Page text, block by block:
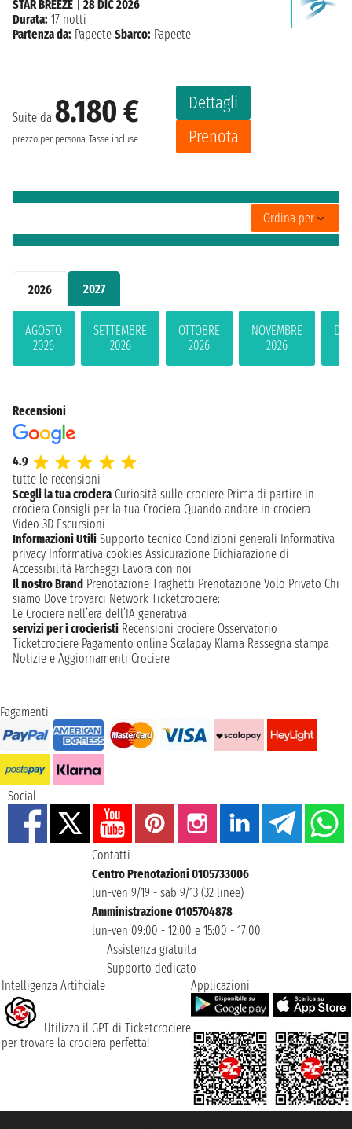
2026 2027
AGOSTO
2026
SETTEMBRE
2026
OTTOBRE
2026
NOVEMBRE
2026
Suite da 8.180 €
prezzo per persona Tasse incluse
Dettagli
Prenota
STAR BREEZE
28 DIC 2026
Durata: 17 notti
Partenza da: Papeete Sbarco: Papeete
Ordina per
Recensioni
4.9
tutte le recensioni
Scegli la tua crociera Curiosità sulle crociere Prima di partire in
crociera Consigli per la tua Crociera Quando andare in crociera
Video 3D Escursioni
Informazioni Utili Supporto tecnico Condizioni generali Informativa
privacy Informativa cookies Assicurazione Dichiarazione di
Accessibilità Parcheggi Lavora con noi
Il nostro Brand Prenotazione Traghetti Prenotazione Volo Privato Chi
siamo Dove trovarci Network Ticketcrociere:
Le Crociere nell’era dell’IA generativa
servizi per i crocieristi Recensioni crociere Osservatorio
Ticketcrociere Pagamento online Scalapay Klarna Rassegna stampa
Notizie e Aggiornamenti Crociere
Pagamenti
Social
Contatti
Centro Prenotazioni 0105733006
lun-ven 9/19 - sab 9/13 (32 linee)
Amministrazione 0105704878
lun-ven 09:00 - 12:00 e 15:00 - 17:00
Assistenza gratuita
Supporto dedicato
Intelligenza Artificiale
Utilizza il GPT di Ticketcrociere
per trovare la crociera perfetta!
Applicazioni